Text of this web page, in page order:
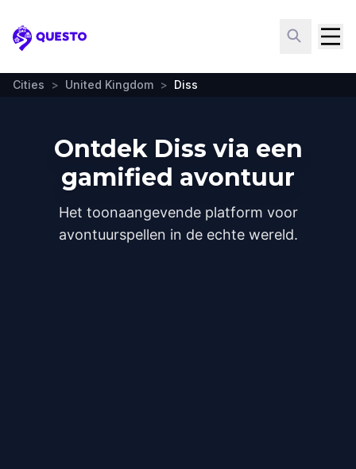
Questo
Cities > United Kingdom > Diss
Ontdek Diss via een
gamified avontuur
Het toonaangevende platform voor
avontuurspellen in de echte wereld.